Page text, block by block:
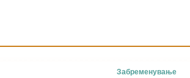
Забременување